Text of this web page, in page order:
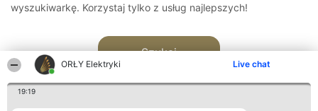
ORŁY Elektryki Live chat
19:19
wyszukiwarkę. Korzystaj tylko z usług najlepszych!
Szukaj